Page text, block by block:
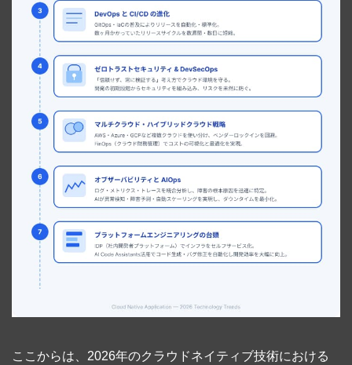
ここからは、2026年のクラウドネイティブ技術における